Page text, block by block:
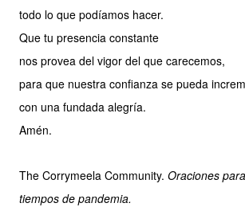
todo lo que podíamos hacer.
Que tu presencia constante
nos provea del vigor del que carecemos,
para que nuestra confianza se pueda
con una fundada alegría.
Amén.
The Corrymeela Community. Oraciones
tiempos de pandemia.